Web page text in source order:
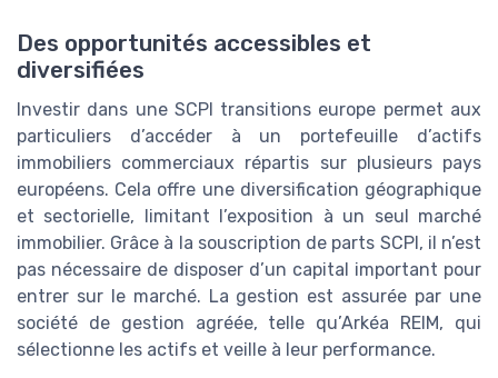
Des opportunités accessibles et
diversifiées
Investir dans une SCPI transitions europe permet aux
particuliers d’accéder à un portefeuille d’actifs
immobiliers commerciaux répartis sur plusieurs pays
européens. Cela offre une diversification géographique
et sectorielle, limitant l’exposition à un seul marché
immobilier. Grâce à la souscription de parts SCPI, il n’est
pas nécessaire de disposer d’un capital important pour
entrer sur le marché. La gestion est assurée par une
société de gestion agréée, telle qu’Arkéa REIM, qui
sélectionne les actifs et veille à leur performance.